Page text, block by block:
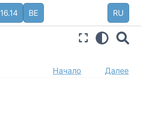
16.14 BE RU
Начало Далее